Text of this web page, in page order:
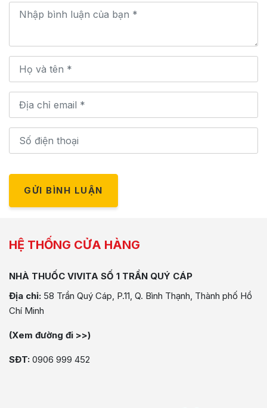
GỬI BÌNH LUẬN
HỆ THỐNG CỬA HÀNG
NHÀ THUỐC VIVITA SỐ 1 TRẦN QUÝ CÁP
Địa chỉ: 58 Trần Quý Cáp, P.11, Q. Bình Thạnh, Thành phố Hồ
Chí Minh
(Xem đường đi >>)
SĐT: 0906 999 452